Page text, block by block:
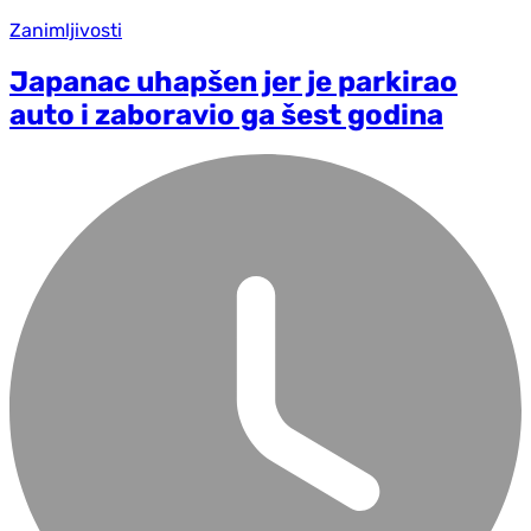
Zanimljivosti
Japanac uhapšen jer je parkirao
auto i zaboravio ga šest godina